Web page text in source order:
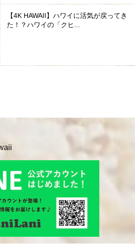
【4K HAWAII】ハワイに活気が戻ってき
た！？ハワイの「クヒ...